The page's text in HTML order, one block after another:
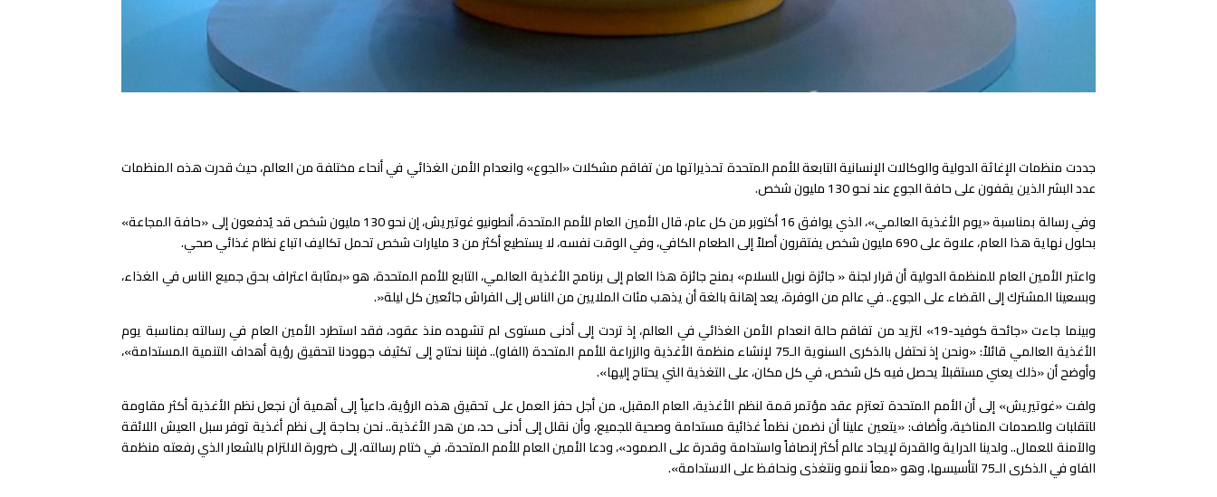
جددت منظمات الإغاثة الدولية والوكالات الإنسانية التابعة للأمم المتحدة تحذيراتها من تفاقم مشكلات «الجوع» وانعدام الأمن الغذائي في أنحاء مختلفة من العالم، حيث قدرت هذه المنظمات
عدد البشر الذين يقفون على حافة الجوع عند نحو 130 مليون شخص.
وفي رسالة بمناسبة «يوم الأغذية العالمي»، الذي يوافق 16 أكتوبر من كل عام، قال الأمين العام للأمم المتحدة، أنطونيو غوتيريش، إن نحو 130 مليون شخص قد يُدفعون إلى «حافة المجاعة»
بحلول نهاية هذا العام، علاوة على 690 مليون شخص يفتقرون أصلاً إلى الطعام الكافي، وفي الوقت نفسه، لا يستطيع أكثر من 3 مليارات شخص تحمل تكاليف اتباع نظام غذائي صحي.
واعتبر الأمين العام للمنظمة الدولية أن قرار لجنة « جائزة نوبل للسلام» بمنح جائزة هذا العام إلى برنامج الأغذية العالمي، التابع للأمم المتحدة، هو «بمثابة اعتراف بحق جميع الناس في الغذاء،
وبسعينا المشترك إلى القضاء على الجوع.. في عالم من الوفرة، يعد إهانة بالغة أن يذهب مئات الملايين من الناس إلى الفراش جائعين كل ليلة«.
وبينما جاءت «جائحة كوفيد-19» لتزيد من تفاقم حالة انعدام الأمن الغذائي في العالم، إذ تردت إلى أدنى مستوى لم تشهده منذ عقود، فقد استطرد الأمين العام في رسالته بمناسبة يوم
الأغذية العالمي قائلاً: «ونحن إذ نحتفل بالذكرى السنوية الـ75 لإنشاء منظمة الأغذية والزراعة للأمم المتحدة (الفاو).. فإننا نحتاج إلى تكثيف جهودنا لتحقيق رؤية أهداف التنمية المستدامة»،
وأوضح أن «ذلك يعني مستقبلاً يحصل فيه كل شخص، في كل مكان، على التغذية التي يحتاج إليها».
ولفت «غوتيريش» إلى أن الأمم المتحدة تعتزم عقد مؤتمر قمة لنظم الأغذية، العام المقبل، من أجل حفز العمل على تحقيق هذه الرؤية، داعياً إلى أهمية أن نجعل نظم الأغذية أكثر مقاومة
للتقلبات وللصدمات المناخية، وأضاف: «يتعين علينا أن نضمن نظماً غذائية مستدامة وصحية للجميع، وأن نقلل إلى أدنى حد، من هدر الأغذية.. نحن بحاجة إلى نظم أغذية توفر سبل العيش اللائقة
والآمنة للعمال.. ولدينا الدراية والقدرة لإيجاد عالم أكثر إنصافاً واستدامة وقدرة على الصمود»، ودعا الأمين العام للأمم المتحدة، في ختام رسالته، إلى ضرورة الالتزام بالشعار الذي رفعته منظمة
الفاو في الذكرى الـ75 لتأسيسها، وهو «معاً ننمو ونتغذى ونحافظ على الاستدامة».